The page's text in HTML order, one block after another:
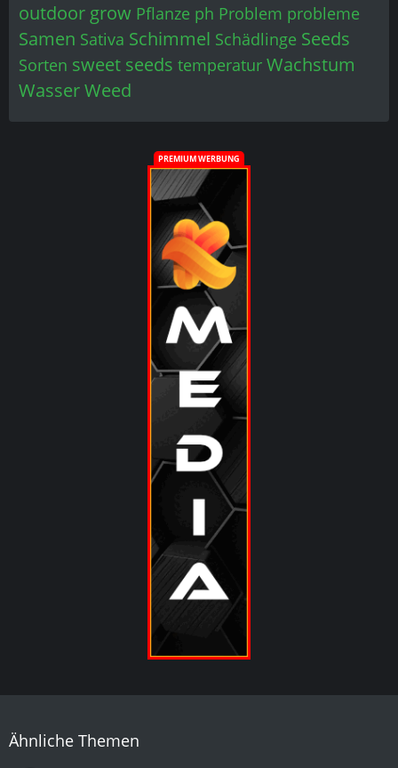
outdoor grow Pflanze ph Problem probleme
Samen Sativa Schimmel Schädlinge Seeds
Sorten sweet seeds temperatur Wachstum
WasserWeed
PREMIUM WERBUNG
Ähnliche Themen